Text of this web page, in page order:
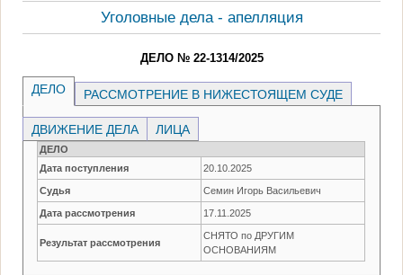
Уголовные дела - апелляция
ДЕЛО № 22-1314/2025
ДЕЛО РАССМОТРЕНИЕ В НИЖЕСТОЯЩЕМ СУДЕ
ДВИЖЕНИЕ ДЕЛА ЛИЦА
ДЕЛО
Дата поступления
20.10.2025
Судья Семин Игорь Васильевич
Дата рассмотрения 17.11.2025
Результат рассмотрения
СНЯТО по ДРУГИМ
ОСНОВАНИЯМ